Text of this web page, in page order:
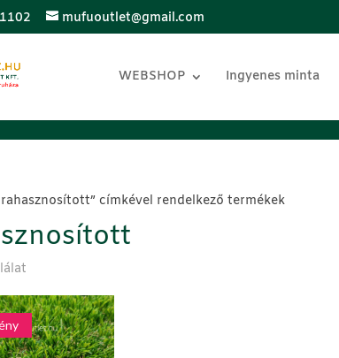
mufuoutlet@gmail.com
WEBSHOP Ingyenes minta
címkével rendelkező termékek